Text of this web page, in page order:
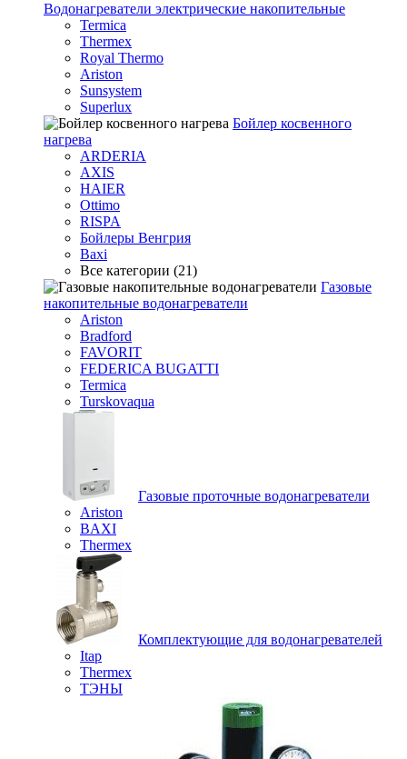
Водонагреватели электрические накопительные
Termica
Thermex
Royal Thermo
Ariston
Sunsystem
Superlux
Бойлер косвенного
нагрева
ARDERIA
AXIS
HAIER
Ottimo
RISPA
Бойлеры Венгрия
Baxi
Все категории (21)
Газовые
накопительные водонагреватели
Ariston
Bradford
FAVORIT
FEDERICA BUGATTI
Termica
Turskovaqua
Газовые проточные водонагреватели
Ariston
BAXI
Thermex
Комплектующие для водонагревателей
Itap
Thermex
ТЭНЫ